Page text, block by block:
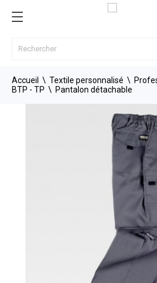
Accueil Textile personnalisé
BTP - TP
Pantalon détachable